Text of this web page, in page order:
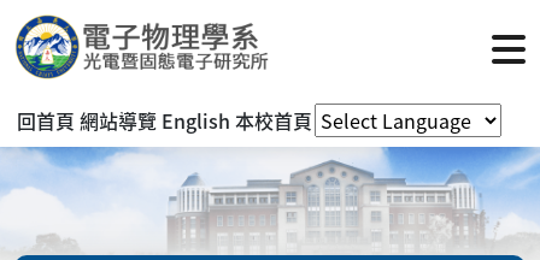
回首頁 網站導覽 English 本校首頁